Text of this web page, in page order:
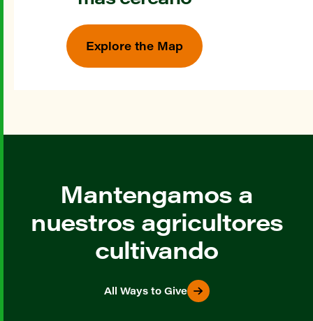
Explore the Map
Mantengamos a
nuestros agricultores
cultivando
All Ways to Give